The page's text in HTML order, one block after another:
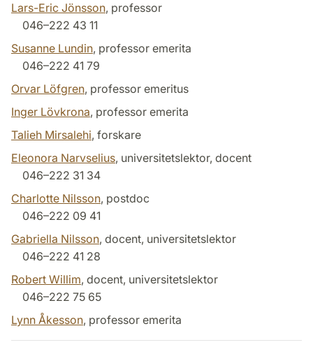
Lars-Eric Jönsson, professor
046–222 43 11
Susanne Lundin, professor emerita
046–222 41 79
Orvar Löfgren, professor emeritus
Inger Lövkrona, professor emerita
Talieh Mirsalehi, forskare
Eleonora Narvselius, universitetslektor, docent
046–222 31 34
Charlotte Nilsson, postdoc
046–222 09 41
Gabriella Nilsson, docent, universitetslektor
046–222 41 28
Robert Willim, docent, universitetslektor
046–222 75 65
Lynn Åkesson, professor emerita